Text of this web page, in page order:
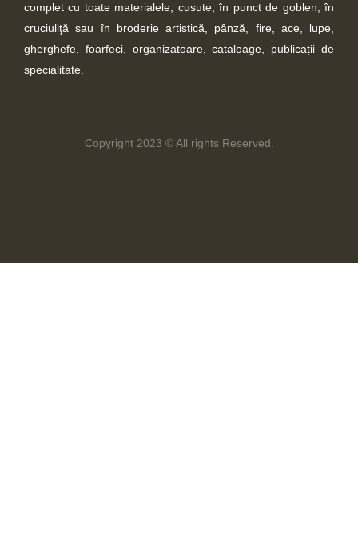
complet cu toate materialele, cusute, în punct de goblen, în
cruciuliţă sau în broderie artistică, pânză, fire, ace, lupe,
gherghefe, foarfeci, organizatoare, cataloage, publicații de
specialitate.
Copyright 2023 © All rights Reserved.